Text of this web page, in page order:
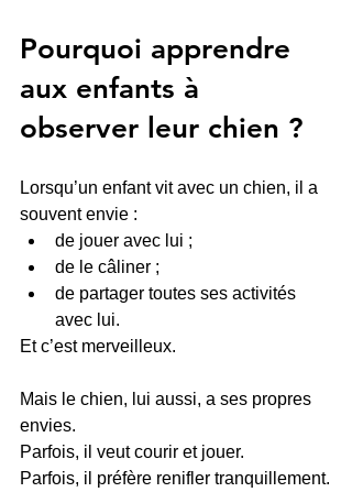
Pourquoi apprendre
aux enfants à
observer leur chien ?
Lorsqu’un enfant vit avec un chien, il a
souvent envie :
de jouer avec lui ;
de le câliner ;
de partager toutes ses activités
avec lui.
Et c’est merveilleux.
Mais le chien, lui aussi, a ses propres
envies.
Parfois, il veut courir et jouer.
Parfois, il préfère renifler tranquillement.